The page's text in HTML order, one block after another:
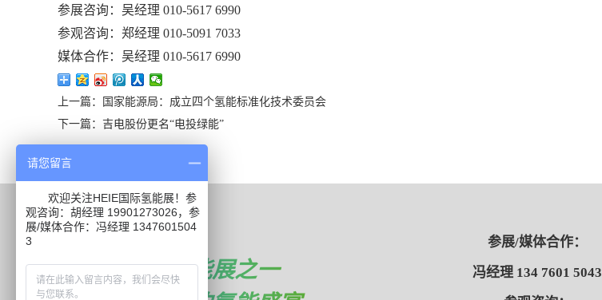
参展咨询：吴经理 010-5617 6990
参观咨询：郑经理 010-5091 7033
媒体合作：吴经理 010-5617 6990
上一篇：国家能源局：成立四个氢能标准化技术委员会
下一篇：吉电股份更名“电投绿能”
联系我们
世界三大氢能展之一
参展/媒体合作：
冯经理 134 7601 5043
请您留言
欢迎关注HEIE国际氢能展！参
观咨询：胡经理 19901273026，参
展/媒体合作：冯经理 1347601504
3